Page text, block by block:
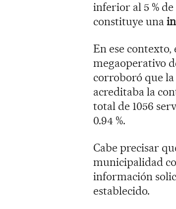
inferior al 5 %
constituye una
En ese
megaoperativo
corroboró que
acreditaba la
total de 1056
0.94 %.
Cabe precisar
municipalidad
información
establecido.